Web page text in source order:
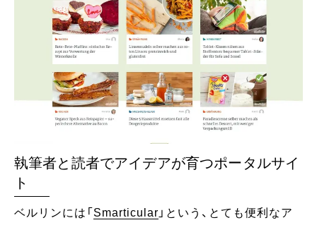
執筆者と読者でアイデアが育つポータルサイ
ト
ベルリンには「 Smarticular 」という、とても便利なア